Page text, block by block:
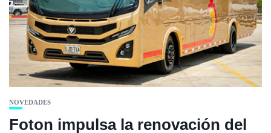
NOVEDADES
Foton impulsa la renovación del